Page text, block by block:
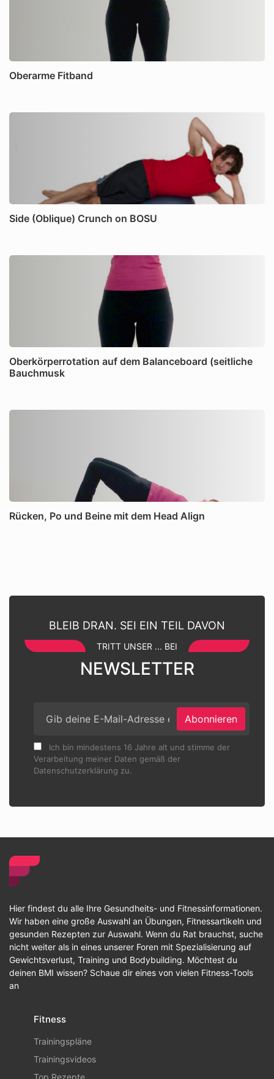
Oberarme Fitband
Side (Oblique) Crunch on BOSU
Oberkörperrotation auf dem Balanceboard (seitliche
Bauchmusk
Rücken, Po und Beine mit dem Head Align
BLEIB DRAN. SEI EIN TEIL DAVON
TRITT UNSER ... BEI
NEWSLETTER
Abonnieren
Ich bin mindestens 16 Jahre alt und stimme der
Verarbeitung meiner Daten gemäß der
Datenschutzerklärung zu.
Hier findest du alle Ihre Gesundheits- und Fitnessinformationen.
Wir haben eine große Auswahl an Übungen, Fitnessartikeln und
gesunden Rezepten zur Auswahl. Wenn du Rat brauchst, suche
nicht weiter als in eines unserer Foren mit Spezialisierung auf
Gewichtsverlust, Training und Bodybuilding. Möchtest du
deinen BMI wissen? Schaue dir eines von vielen Fitness-Tools
an
Fitness
Trainingspläne
Trainingsvideos
Top Rezepte